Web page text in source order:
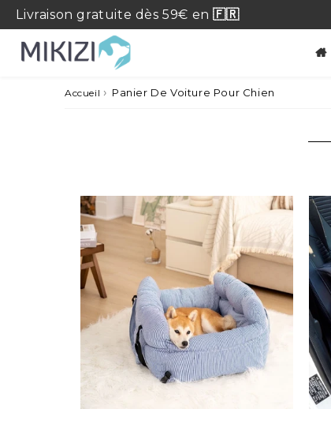
Livraison gratuite dès 59€ en🇫🇷
Accueil › Panier De Voiture Pour Chien